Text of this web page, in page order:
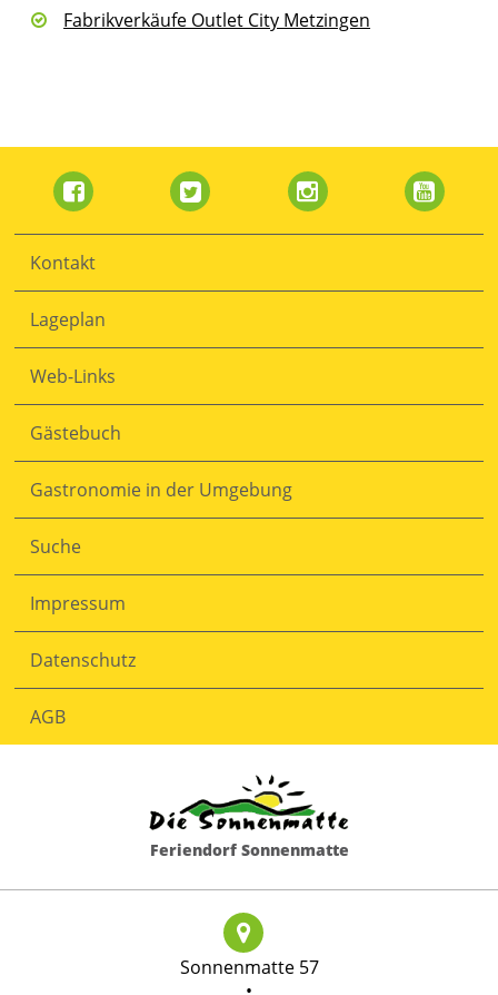
Fabrikverkäufe Outlet City Metzingen
Navigation
überspringen
Kontakt
Lageplan
Web-Links
Gästebuch
Gastronomie in der Umgebung
Navigation
überspringen
Suche
Impressum
Datenschutz
AGB
Feriendorf Sonnenmatte
Sonnenmatte 57